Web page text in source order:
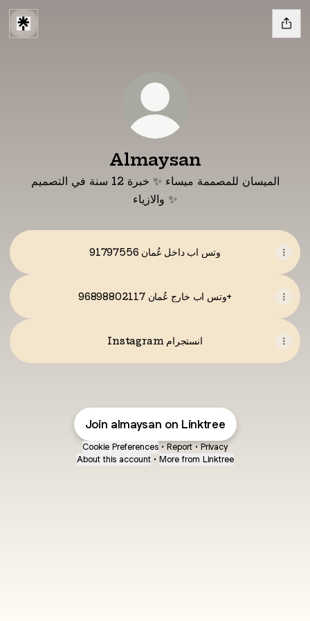
Almaysan
الميسان للمصممة ميساء ✨ خبرة 12 سنة في التصميم
والازياء ✨
وتس اب داخل عُمان 91797556
وتس اب خارج عُمان 96898802117+
Instagram انستجرام
Join almaysan on Linktree
Cookie Preferences • Report • Privacy
About this account • More from Linktree